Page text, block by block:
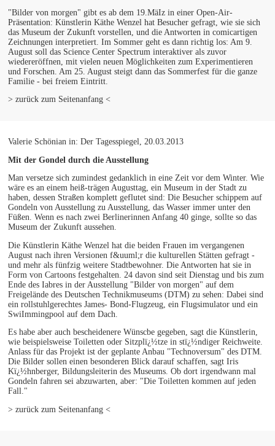
"Bilder von morgen" gibt es ab dem 19.MäIz in einer Open-Air-
Präsentation: Künstlerin Käthe Wenzel hat Besucher gefragt, wie sie sich
das Museum der Zukunft vorstellen, und die Antworten in comicartigen
Zeichnungen interpretiert. Im Sommer geht es dann richtig los: Am 9.
August soll das Science Center Spectrum interaktiver als zuvor
wiedereröffnen, mit vielen neuen Möglichkeiten zum Experimentieren
und Forschen. Am 25. August steigt dann das Sommerfest für die ganze
Familie - bei freiem Eintritt.
> zurück zum Seitenanfang <
Valerie Schönian in: Der Tagesspiegel, 20.03.2013
Mit der Gondel durch die Ausstellung
Man versetze sich zumindest gedanklich in eine Zeit vor dem Winter. Wie
wäre es an einem heiß-trägen Augusttag, ein Museum in der Stadt zu
haben, dessen Straßen komplett geflutet sind: Die Besucher schippem auf
Gondeln von Ausstellung zu Ausstellung, das Wasser immer unter den
Füßen. Wenn es nach zwei Berlinerinnen Anfang 40 ginge, sollte so das
Museum der Zukunft aussehen.
Die Künstlerin Käthe Wenzel hat die beiden Frauen im vergangenen
August nach ihren Versionen f&uuml;r die kulturellen Stätten gefragt -
und mehr als fünfzig weitere Stadtbewohner. Die Antworten hat sie in
Form von Cartoons festgehalten. 24 davon sind seit Dienstag und bis zum
Ende des Iabres in der Ausstellung "Bilder von morgen" auf dem
Freigelände des Deutschen Technikmuseums (DTM) zu sehen: Dabei sind
ein rollstuhlgerechtes James- Bond-Flugzeug, ein Flugsimulator und ein
SwiImmingpool auf dem Dach.
Es habe aber auch bescheidenere Wünscbe gegeben, sagt die Künstlerin,
wie beispielsweise Toiletten oder Sitzplï¿½tze in stï¿½ndiger Reichweite.
Anlass für das Projekt ist der geplante Anbau "Technoversum" des DTM.
Die Bilder sollen einen besonderen Blick darauf schaffen, sagt Iris
Kï¿½hnberger, Bildungsleiterin des Museums. Ob dort irgendwann mal
Gondeln fahren sei abzuwarten, aber: "Die Toiletten kommen auf jeden
Fall."
> zurück zum Seitenanfang <